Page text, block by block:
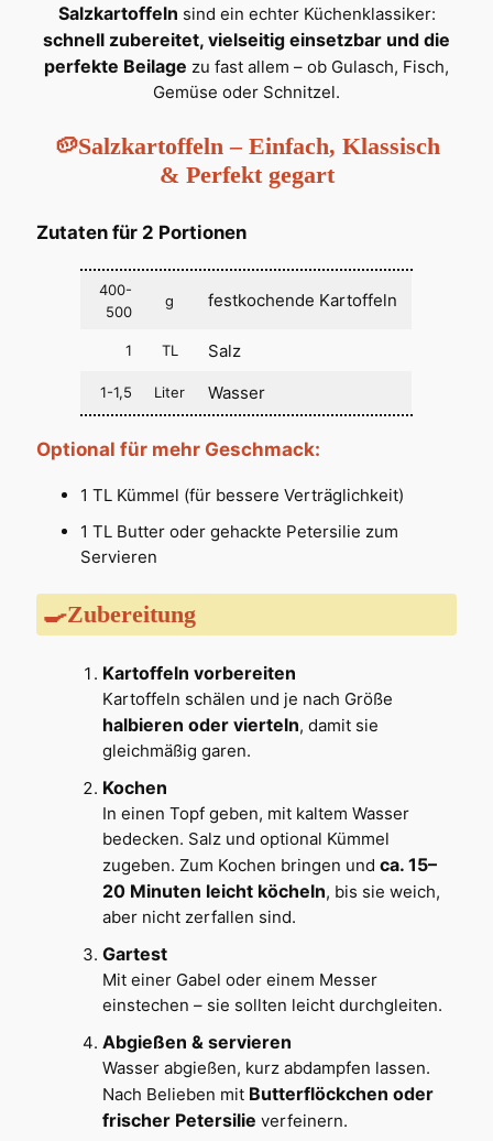
Salzkartoffeln sind ein echter Küchenklassiker:
schnell zubereitet, vielseitig einsetzbar und die
perfekte Beilage zu fast allem – ob Gulasch, Fisch,
Gemüse oder Schnitzel.
🥔Salzkartoffeln – Einfach, Klassisch
& Perfekt gegart
Zutaten für 2 Portionen
400-
500
g festkochende Kartoffeln
1 TL Salz
1-1,5 Liter Wasser
Optional für mehr Geschmack:
1 TL Kümmel (für bessere Verträglichkeit)
1 TL Butter oder gehackte Petersilie zum
Servieren
🍳Zubereitung
Kartoffeln vorbereiten
Kartoffeln schälen und je nach Größe
halbieren oder vierteln, damit sie
gleichmäßig garen.
Kochen
In einen Topf geben, mit kaltem Wasser
bedecken. Salz und optional Kümmel
zugeben. Zum Kochen bringen und ca. 15–
20 Minuten leicht köcheln, bis sie weich,
aber nicht zerfallen sind.
Gartest
Mit einer Gabel oder einem Messer
einstechen – sie sollten leicht durchgleiten.
Abgießen & servieren
Wasser abgießen, kurz abdampfen lassen.
Nach Belieben mit Butterflöckchen oder
frischer Petersilie verfeinern.